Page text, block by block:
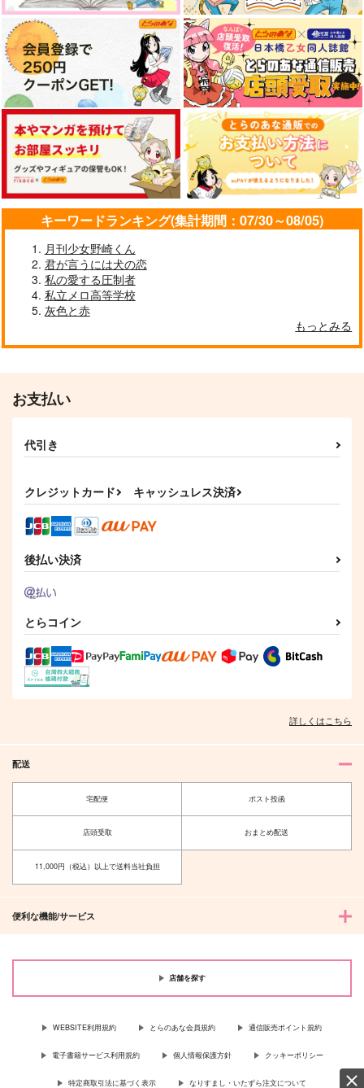
キーワードランキング(集計期間：07/30～08/05)
月刊少女野崎くん
君が言うには犬の恋
私の愛する圧制者
私立メロ高等学校
灰色と赤
もっとみる
お支払い
代引き
クレジットカード キャッシュレス決済
後払い決済
とらコイン
詳しくはこちら
配送
宅配便 ポスト投函
店頭受取 おまとめ配送
11,000円（税込）以上で送料当社負担
便利な機能/サービス
店舗を探す
WEBSITE利用規約 とらのあな会員規約 通信販売ポイント規約
電子書籍サービス利用規約 個人情報保護方針 クッキーポリシー
特定商取引法に基づく表示 なりすまし・いたずら注文について